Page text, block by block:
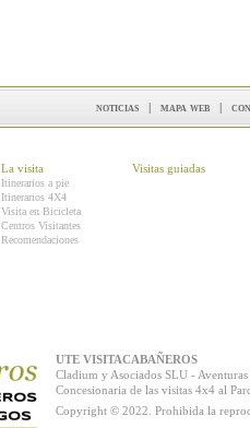
noticias | mapa web |
La visita
Itinerarios a pie
Itinerarios 4X4
Visita en Bicicleta
Centros Visitantes
Recomendaciones
Visitas guiadas
UTE VISITACABAÑEROS
Cladium y Asociados SLU -
Concesionaria de las visitas 4x4 al
Copyright © 2022. Prohibida la